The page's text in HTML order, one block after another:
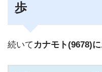
歩
続いて カナモト(9678)